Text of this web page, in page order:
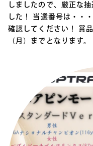
しましたので、厳正な
した！ 当選番号は・・
確認してください！ 賞
（月）までとなります。